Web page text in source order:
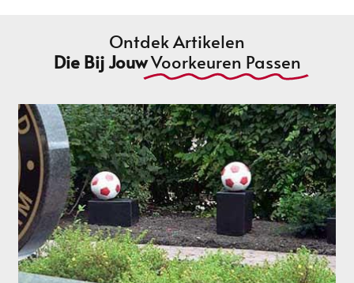
Ontdek Artikelen
Die Bij JouwVoorkeuren Passen